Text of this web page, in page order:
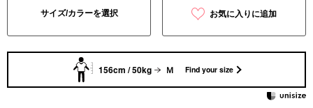
サイズ/カラーを選択 お気に入りに追加
156cm / 50kg Ｍ Find your size